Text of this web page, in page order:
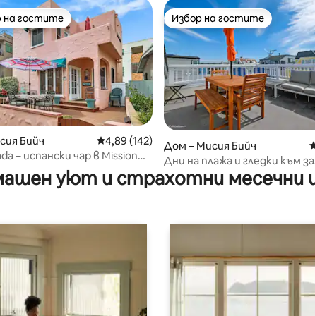
5, 26 отзива
избор на гостите
на гостите
Бийч Средна оценка: 4,89 от 5, 142 отзива
4,89 (142)
– испански чар в Mission
Избор на гостите
Избор на гостите
Дом – Мисия Бийч
Дни на плажа и гледки към
покрива!
уют и страхотни месечни